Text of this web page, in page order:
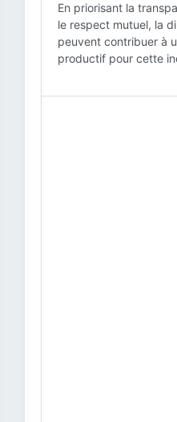
En priorisant la
le respect mutuel, la
peuvent contribuer à
productif pour cette